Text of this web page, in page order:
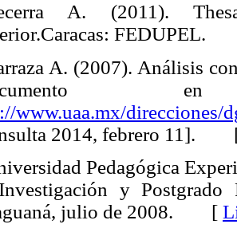
A. (2011).
FEDUPEL.
A. (2007). Análisis
www.uaa.mx/direcciones/
2014, febrero 11].
Pedagógica
y Postgrado
julio de 2008. [